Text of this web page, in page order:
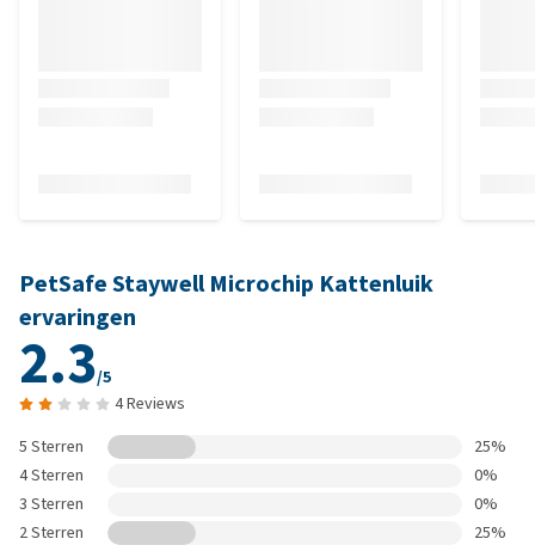
PetSafe Staywell Microchip Kattenluik
ervaringen
2.3/5
4 Reviews
5 Sterren
25%
4 Sterren
0%
3 Sterren
0%
2 Sterren
25%